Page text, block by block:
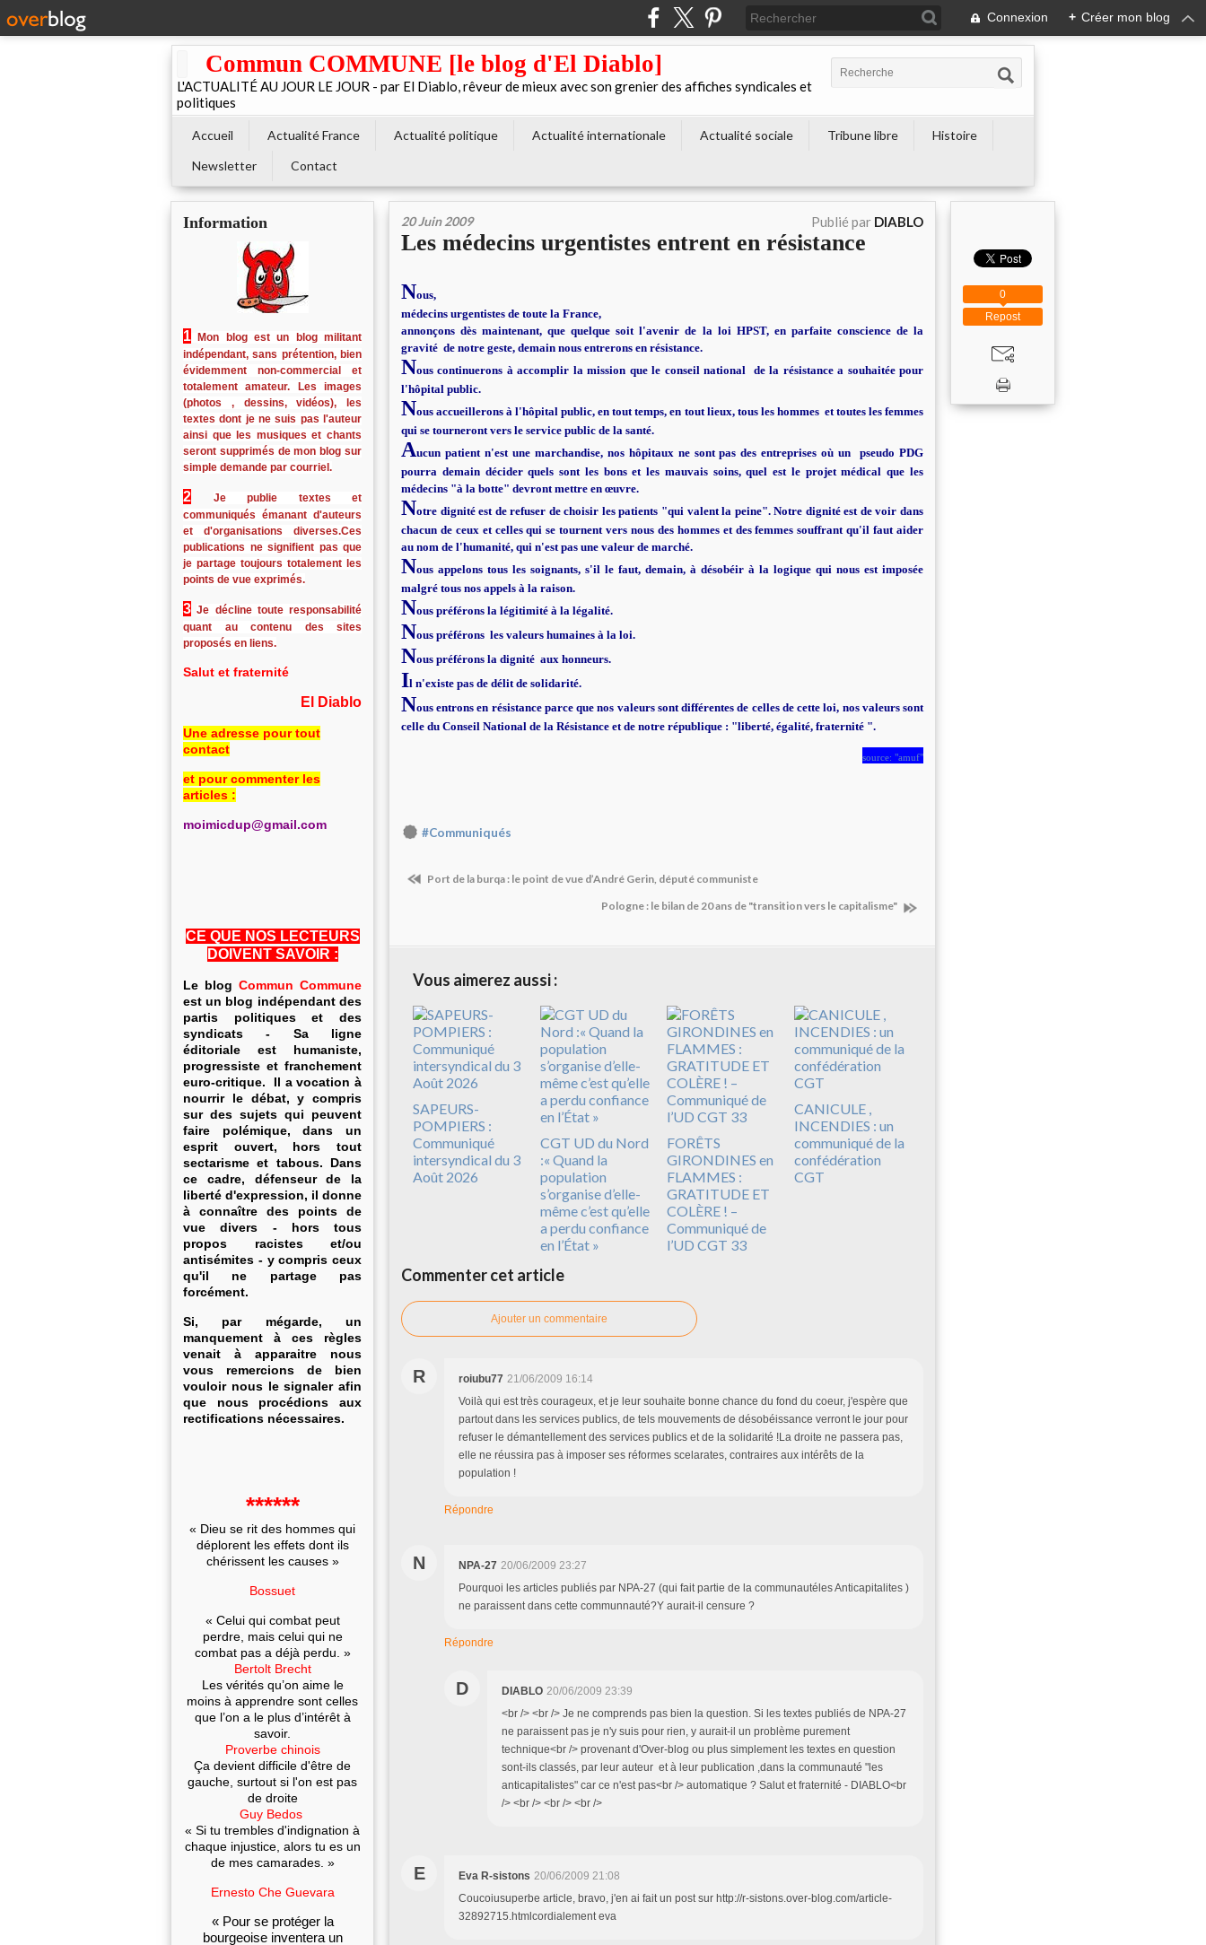
Connexion + Créer mon blog
Commun COMMUNE [le blog d'El Diablo]
L'ACTUALITÉ AU JOUR LE JOUR - par El Diablo, rêveur de mieux avec son grenier des affiches syndicales et
politiques
Accueil Actualité France Actualité politique Actualité internationale Actualité sociale Tribune libre
Histoire
Newsletter
Contact
Information
1
Mon blog est un blog militant
indépendant, sans prétention, bien
évidemment non-commercial et
totalement amateur. Les images
(photos , dessins, vidéos), les
textes dont je ne suis pas l'auteur
ainsi que les musiques et chants
seront supprimés de mon blog sur
simple demande par courriel.
2
Je publie textes et
communiqués émanant d'auteurs
et d'organisations diverses.Ces
publications ne signifient pas que
je partage toujours totalement les
points de vue exprimés.
3 Je décline toute responsabilité
quant au contenu des sites
proposés en liens.
Salut et fraternité
El Diablo
Une adresse pour tout
contact
et pour commenter les
articles :
moimicdup@gmail.com
CE QUE NOS LECTEURS
DOIVENT SAVOIR :
Le blog Commun Commune
est un blog indépendant des
partis politiques et des
syndicats - Sa ligne
éditoriale est humaniste,
progressiste et franchement
euro-critique. Il a vocation à
nourrir le débat, y compris
sur des sujets qui peuvent
faire polémique, dans un
esprit ouvert, hors tout
sectarisme et tabous. Dans
ce cadre, défenseur de la
liberté d'expression, il donne
à connaître des points de
vue divers - hors tous
propos racistes et/ou
antisémites - y compris ceux
qu'il ne partage pas
forcément.
Si, par mégarde, un
manquement à ces règles
venait à apparaitre nous
vous remercions de bien
vouloir nous le signaler afin
que nous procédions aux
rectifications nécessaires.
******
« Dieu se rit des hommes qui
déplorent les effets dont ils
chérissent les causes »
Bossuet
« Celui qui combat peut
perdre, mais celui qui ne
combat pas a déjà perdu. »
Bertolt Brecht
Les vérités qu’on aime le
moins à apprendre sont celles
que l’on a le plus d’intérêt à
savoir.
Proverbe chinois
Ça devient difficile d'être de
gauche, surtout si l'on est pas
de droite
Guy Bedos
« Si tu trembles d'indignation à
chaque injustice, alors tu es un
de mes camarades. »
Ernesto Che Guevara
« Pour se protéger la
bourgeoise inventera un
20 Juin 2009 Publié par DIABLO
Les médecins urgentistes entrent en résistance
Nous,
médecins urgentistes de toute la France,
annonçons dès maintenant, que quelque soit l'avenir de la loi HPST, en parfaite conscience de la
gravité de notre geste, demain nous entrerons en résistance.
Nous continuerons à accomplir la mission que le conseil national de la résistance a souhaitée pour
l'hôpital public.
Nous accueillerons à l'hôpital public, en tout temps, en tout lieux, tous les hommes et toutes les femmes
qui se tourneront vers le service public de la santé.
Aucun patient n'est une marchandise, nos hôpitaux ne sont pas des entreprises où un pseudo PDG
pourra demain décider quels sont les bons et les mauvais soins, quel est le projet médical que les
médecins "à la botte" devront mettre en œuvre.
Notre dignité est de refuser de choisir les patients "qui valent la peine". Notre dignité est de voir dans
chacun de ceux et celles qui se tournent vers nous des hommes et des femmes souffrant qu'il faut aider
au nom de l'humanité, qui n'est pas une valeur de marché.
Nous appelons tous les soignants, s'il le faut, demain, à désobéir à la logique qui nous est imposée
malgré tous nos appels à la raison.
Nous préférons la légitimité à la légalité.
Nous préférons les valeurs humaines à la loi.
Nous préférons la dignité aux honneurs.
Il n'existe pas de délit de solidarité.
Nous entrons en résistance parce que nos valeurs sont différentes de celles de cette loi, nos valeurs sont
celle du Conseil National de la Résistance et de notre république : "liberté, égalité, fraternité ".
source: "amuf"
#Communiqués
Port de la burqa : le point de vue d’André Gerin, député communiste
Pologne : le bilan de 20 ans de "transition vers le capitalisme"
Vous aimerez aussi :
SAPEURS-
POMPIERS :
Communiqué
intersyndical du 3
Août 2026
CGT UD du Nord
:« Quand la
population
s’organise d’elle-
même c’est qu’elle
a perdu confiance
en l’État »
FORÊTS
GIRONDINES en
FLAMMES :
GRATITUDE ET
COLÈRE ! –
Communiqué de
l’UD CGT 33
CANICULE ,
INCENDIES : un
communiqué de la
confédération
CGT
Commenter cet article
Ajouter un commentaire
R roiubu77 21/06/2009 16:14
Voilà qui est très courageux, et je leur souhaite bonne chance du fond du coeur, j'espère que
partout dans les services publics, de tels mouvements de désobéissance verront le jour pour
refuser le démantellement des services publics et de la solidarité !La droite ne passera pas,
elle ne réussira pas à imposer ses réformes scelarates, contraires aux intérêts de la
population !
Répondre
N NPA-27 20/06/2009 23:27
Pourquoi les articles publiés par NPA-27 (qui fait partie de la communautéles Anticapitalites )
ne paraissent dans cette communnauté?Y aurait-il censure ?
Répondre
D DIABLO 20/06/2009 23:39
<br /> <br /> Je ne comprends pas bien la question. Si les textes publiés de NPA-27
ne paraissent pas je n'y suis pour rien, y aurait-il un problème purement
technique<br /> provenant d'Over-blog ou plus simplement les textes en question
sont-ils classés, par leur auteur et à leur publication ,dans la communauté "les
anticapitalistes" car ce n'est pas<br /> automatique ? Salut et fraternité - DIABLO<br
/> <br /> <br /> <br />
E Eva R-sistons 20/06/2009 21:08
Coucoiusuperbe article, bravo, j'en ai fait un post sur http://r-sistons.over-blog.com/article-
32892715.htmlcordialement eva
Repost
0